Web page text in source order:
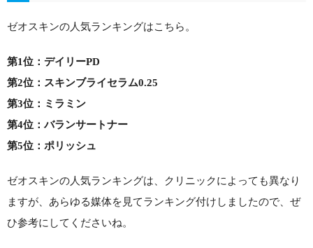
ゼオスキンの人気ランキングはこちら。
第1位：デイリーPD
第2位：スキンブライセラム0.25
第3位：ミラミン
第4位：バランサートナー
第5位：ポリッシュ
ゼオスキンの人気ランキングは、クリニックによっても異なり
ますが、あらゆる媒体を見てランキング付けしましたので、ぜ
ひ参考にしてくださいね。